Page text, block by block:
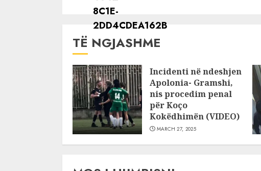
TË NGJASHME
Incidenti në ndeshjen
Apolonia- Gramshi,
nis procedim penal
për Koço
Kokëdhimën (VIDEO)
MARCH 27, 2025